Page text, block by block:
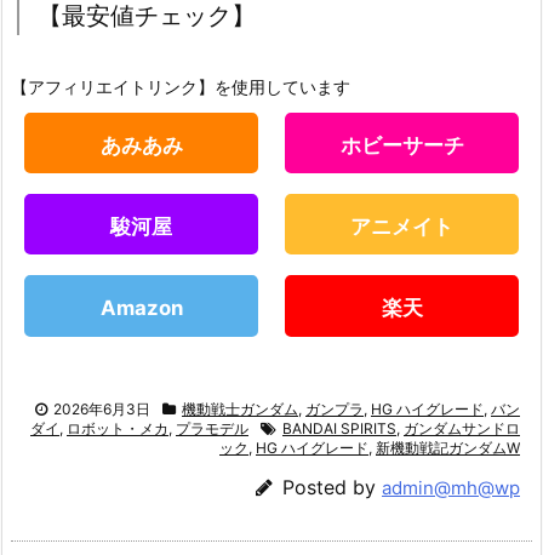
【最安値チェック】
【アフィリエイトリンク】を使用しています
あみあみ ホビーサーチ
駿河屋 アニメイト
Amazon 楽天
2026年6月3日 機動戦士ガンダム, ガンプラ , HG ハイグレード, バン
ダイ , ロボット・メカ , プラモデル BANDAI SPIRITS, ガンダムサンドロ
ック , HG ハイグレード, 新機動戦記ガンダムW
Posted by admin@mh@wp